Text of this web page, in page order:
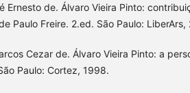
Ernesto de. Álvaro Vieira Pinto:
Paulo Freire. 2.ed. São Paulo: LiberArs,
Cezar de. Álvaro Vieira Pinto: a
Paulo: Cortez, 1998.